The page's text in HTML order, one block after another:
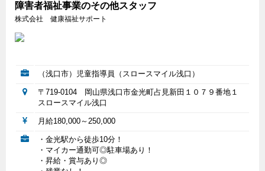
障害者福祉事業のその他スタッフ
株式会社 健康福祉サポート
（浅口市）児童指導員（スロースマイル浅口）
〒719-0104 岡山県浅口市金光町占見新田１０７９番地１
スロースマイル浅口
月給180,000～250,000
・金光駅から徒歩10分！
・マイカー通勤可◎駐車場あり！
・昇給・賞与あり◎